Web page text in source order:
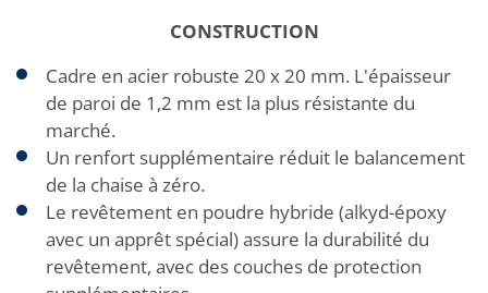
CONSTRUCTION
Cadre en acier robuste 20 x 20 mm. L'épaisseur
de paroi de 1,2 mm est la plus résistante du
marché.
Un renfort supplémentaire réduit le balancement
de la chaise à zéro.
Le revêtement en poudre hybride (alkyd-époxy
avec un apprêt spécial) assure la durabilité du
revêtement, avec des couches de protection